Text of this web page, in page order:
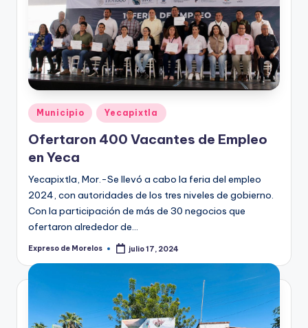
Publicado
en
Municipio Yecapixtla
Ofertaron 400 Vacantes de Empleo
en Yeca
Yecapixtla, Mor.-Se llevó a cabo la feria del empleo
2024, con autoridades de los tres niveles de gobierno.
Con la participación de más de 30 negocios que
ofertaron alrededor de…
Publicado
Expreso de Morelos julio 17, 2024